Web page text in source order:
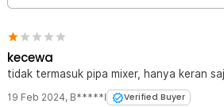
kecewa
tidak termasuk pipa mixer, hanya keran
19 Feb 2024, B*****I Verified Buyer